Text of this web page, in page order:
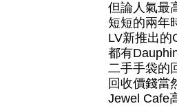
但論人氣最
短短的兩年
LV新推出的
都有
二手手袋的
回收價錢當
Jewel Cafe